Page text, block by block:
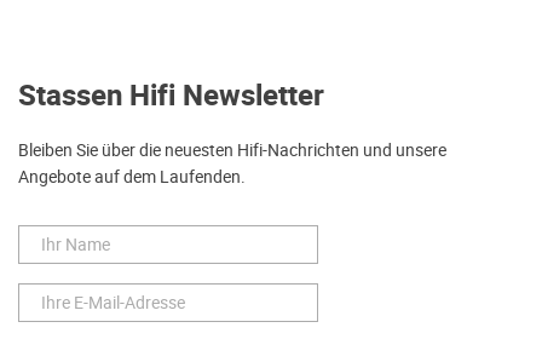
Stassen Hifi Newsletter
Bleiben Sie über die neuesten Hifi-Nachrichten und unsere
Angebote auf dem Laufenden.